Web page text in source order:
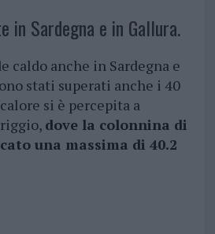
in Sardegna e in Gallura.
caldo anche in Sardegna e
stati superati anche i 40
si è percepita a
dove la colonnina di
una massima di 40.2